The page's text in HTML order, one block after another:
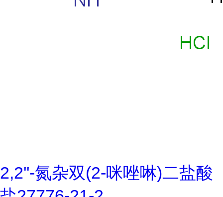
2,2''-氮杂双(2-咪唑啉)二盐酸